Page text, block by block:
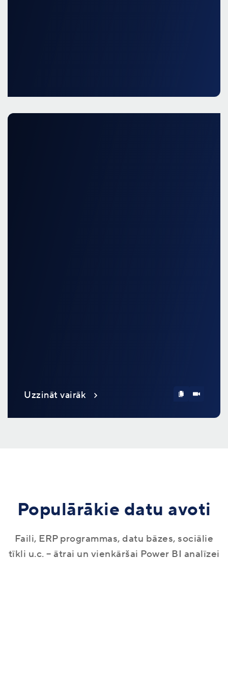
Uzzināt vairāk
Populārākie datu avoti
Faili, ERP programmas, datu bāzes, sociālie
tīkli u.c. – ātrai un vienkāršai Power BI analīzei